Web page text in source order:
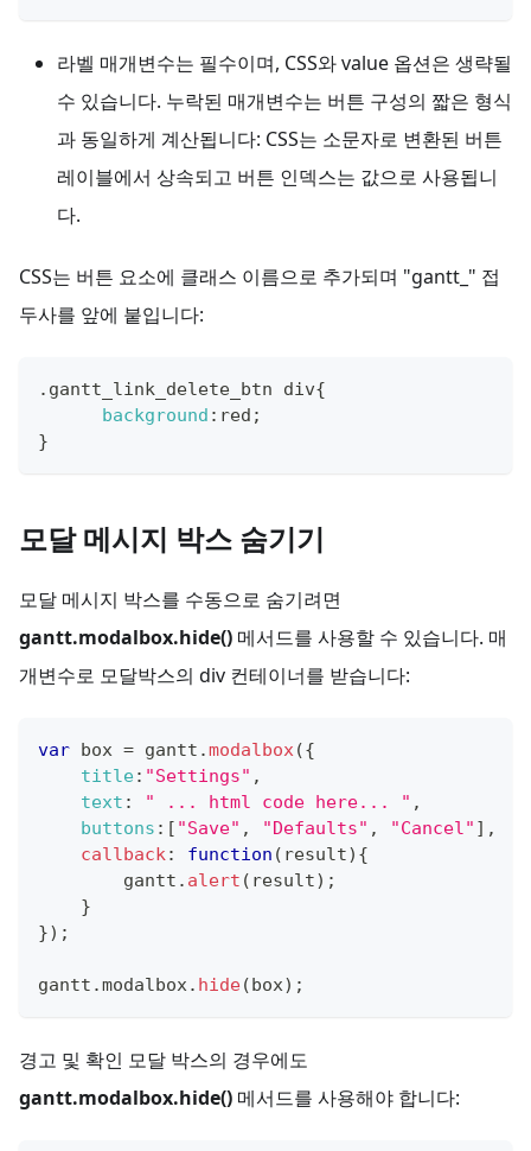
라벨 매개변수는 필수이며, CSS와 value 옵션은 생략될
수 있습니다. 누락된 매개변수는 버튼 구성의 짧은 형식
과 동일하게 계산됩니다: CSS는 소문자로 변환된 버튼
레이블에서 상속되고 버튼 인덱스는 값으로 사용됩니
다.
CSS는 버튼 요소에 클래스 이름으로 추가되며 "gantt_" 접
두사를 앞에 붙입니다:
. gantt_link_delete_btn div{
background : red ;
}
모달 메시지 박스 숨기기
모달 메시지 박스를 수동으로 숨기려면
gantt.modalbox.hide() 메서드를 사용할 수 있습니다. 매
개변수로 모달박스의 div 컨테이너를 받습니다:
var box = gantt .modalbox({
title: "Settings" ,
text : " ... html code here... " ,
buttons : [ "Save" , "Defaults" , "Cancel" ] ,
callback: function ( result) {
        gantt
. alert ( result) ;
}
}) ;
gantt .modalbox. hide(box) ;
경고 및 확인 모달 박스의 경우에도
gantt.modalbox.hide() 메서드를 사용해야 합니다: